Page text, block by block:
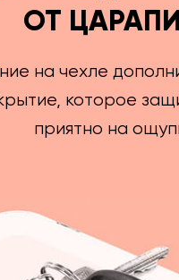
ОТ
на чехле
которое
приятно на